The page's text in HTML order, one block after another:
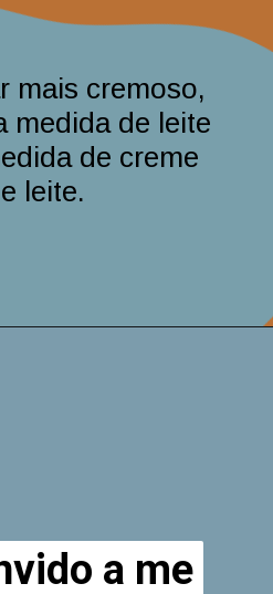
mais cremoso,
medida de leite
de creme
leite.
a me
a me